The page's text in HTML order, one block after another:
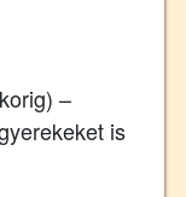
–
is